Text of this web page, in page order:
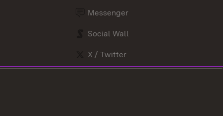
Messenger
Social Wall
X / Twitter